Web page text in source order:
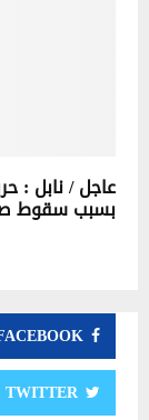
عاجل / نابل :
بسبب سقوط
TWITTER